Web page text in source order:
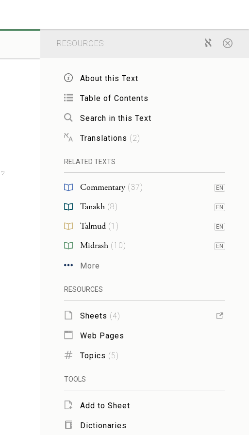
2
RESOURCES
About this Text
Table of Contents
Search in this Text
Translations (2)
RELATED TEXTS
Commentary(37) EN
Tanakh(8) EN
Talmud(1 ) EN
Midrash(10) EN
More
RESOURCES
Sheets (4)
Web Pages
Topics (5)
TOOLS
Add to Sheet
Dictionaries